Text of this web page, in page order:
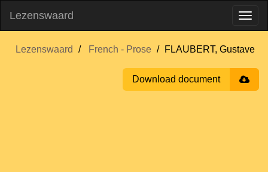
Lezenswaard
Lezenswaard French - Prose FLAUBERT, Gustave
Download document